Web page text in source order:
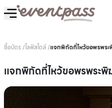
ซื้อบัตร /ไลฟ์สไตล์/แจกพิกัดที่ไหว้ขอพรพระ
แจกพิกัดที่ไหว้ขอพรพระพิ